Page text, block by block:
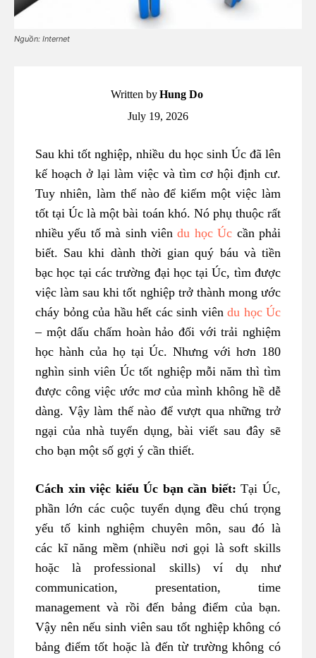
Nguồn: Internet
Written byHung Do
July 19, 2026
Sau khi tốt nghiệp, nhiều du học sinh Úc đã lên
kế hoạch ở lại làm việc và tìm cơ hội định cư.
Tuy nhiên, làm thế nào để kiếm một việc làm
tốt tại Úc là một bài toán khó. Nó phụ thuộc rất
nhiều yếu tố mà sinh viêndu học Úc cần phải
biết. Sau khi dành thời gian quý báu và tiền
bạc học tại các trường đại học tại Úc, tìm được
việc làm sau khi tốt nghiệp trở thành mong ước
cháy bỏng của hầu hết các sinh viên du học Úc
– một dấu chấm hoàn hảo đối với trải nghiệm
học hành của họ tại Úc. Nhưng với hơn 180
nghìn sinh viên Úc tốt nghiệp mỗi năm thì tìm
được công việc ước mơ của mình không hề dễ
dàng. Vậy làm thế nào để vượt qua những trở
ngại của nhà tuyển dụng, bài viết sau đây sẽ
cho bạn một số gợi ý cần thiết.
Cách xin việc kiểu Úc bạn cần biết:Tại Úc,
phần lớn các cuộc tuyển dụng đều chú trọng
yếu tố kinh nghiệm chuyên môn, sau đó là
các kĩ năng mềm (nhiều nơi gọi là soft skills
hoặc là professional skills) ví dụ như
communication, presentation, time
management và rồi đến bảng điểm của bạn.
Vậy nên nếu sinh viên sau tốt nghiệp không có
bảng điểm tốt hoặc là đến từ trường không có